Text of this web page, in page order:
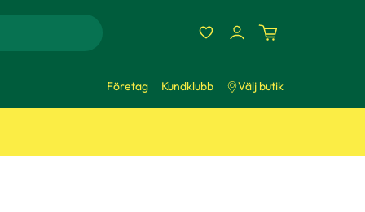
Företag Kundklubb Välj butik